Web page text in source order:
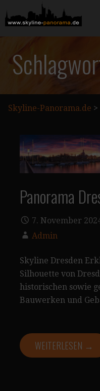
Inhalt
springen
SKYLINE-
Skyline-Panorama.de >
Panorama
7. November
Admin
Skyline Dresden
Silhouette von
historischen sowie
Bauwerken und
WEITERLESEN →